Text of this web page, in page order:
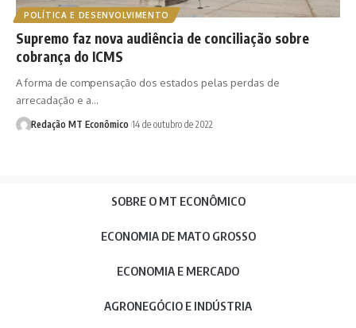
POLÍTICA E DESENVOLVIMENTO
Supremo faz nova audiência de conciliação sobre
cobrança do ICMS
A forma de compensação dos estados pelas perdas de
arrecadação e a…
Redação MT Econômico 14 de outubro de 2022
SOBRE O MT ECONÔMICO
ECONOMIA DE MATO GROSSO
ECONOMIA E MERCADO
AGRONEGÓCIO E INDÚSTRIA